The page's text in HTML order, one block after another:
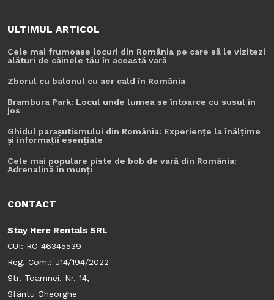
ULTIMUL ARTICOL
Cele mai frumoase locuri din România pe care să le vizitezi
alături de câinele tău în această vară
Zborul cu balonul cu aer cald în România
Brambura Park: Locul unde lumea se întoarce cu susul în
jos
Ghidul parașutismului din România: Experiențe la înălțime
și informații esențiale
Cele mai populare piste de bob de vară din România:
Adrenalină în munți
CONTACT
Stay Here Rentals SRL
CUI: RO 46345539
Reg. Com.: J14/194/2022
Str. Toamnei, Nr. 14,
Sfântu Gheorghe